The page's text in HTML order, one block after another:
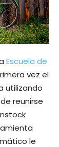
Escuela de
vez el
utilizando
reunirse
le